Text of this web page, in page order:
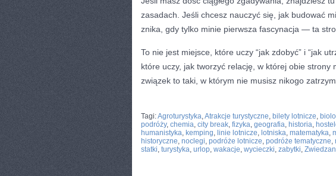
zasadach. Jeśli chcesz nauczyć się, jak budować
znika, gdy tylko minie pierwsza fascynacja — ta
To nie jest miejsce, które uczy “jak zdobyć” i “jak
które uczy, jak tworzyć relację, w której obie strony
związek to taki, w którym nie musisz nikogo
Tagi:Agroturystyka,Atrakcje turystyczne, bilety lotnicze,
podróży, chemia, city break, fizyka, geografia, historia,
humanistyka, kemping, linie lotnicze, lotniska, matematyka,
historyczne, noclegi, podróże lotnicze, podróże tematyczne,
statki, turystyka, urlop, wakacje, wycieczki, zabytki,